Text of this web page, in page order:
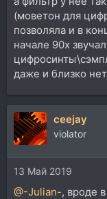
(моветон для
позволяла и в
начале 90х
даже и близко
ceejay
violator
13 Май 2019
@-Julian-, вроде